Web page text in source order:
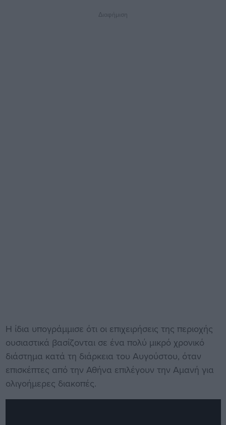
Διαφήμιση
Η ίδια υπογράμμισε ότι οι επιχειρήσεις της περιοχής
ουσιαστικά βασίζονται σε ένα πολύ μικρό χρονικό
διάστημα κατά τη διάρκεια του Αυγούστου, όταν
επισκέπτες από την Αθήνα επιλέγουν την Αμανή για
ολιγοήμερες διακοπές.